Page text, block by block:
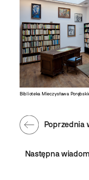
Biblioteka Mieczysława
Następna
Poprzednia